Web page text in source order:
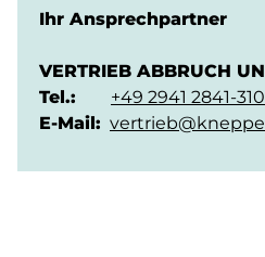
Ihr Ansprechpartner
VERTRIEB ABBRUCH
Tel.:
+49 2941 2841-310
E-Mail: